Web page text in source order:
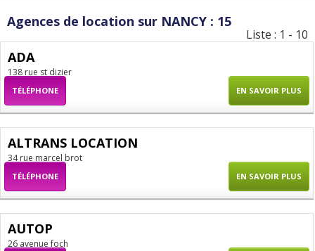
Agences de location sur NANCY : 15
Liste : 1 - 10
ADA
138 rue st dizier
TÉLÉPHONE EN SAVOIR PLUS
ALTRANS LOCATION
34 rue marcel brot
TÉLÉPHONE EN SAVOIR PLUS
AUTOP
26 avenue foch